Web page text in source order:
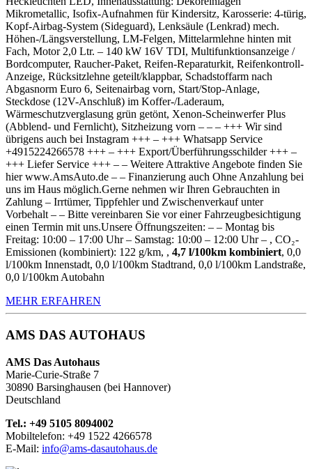
Mikrometallic, Isofix-Aufnahmen für Kindersitz, Karosserie: 4-türig,
Kopf-Airbag-System (Sideguard), Lenksäule (Lenkrad) mech.
Höhen-/Längsverstellung, LM-Felgen, Mittelarmlehne hinten mit
Fach, Motor 2,0 Ltr. – 140 kW 16V TDI, Multifunktionsanzeige /
Bordcomputer, Raucher-Paket, Reifen-Reparaturkit, Reifenkontroll-
Anzeige, Rücksitzlehne geteilt/klappbar, Schadstoffarm nach
Abgasnorm Euro 6, Seitenairbag vorn, Start/Stop-Anlage,
Steckdose (12V-Anschluß) im Koffer-/Laderaum,
Wärmeschutzverglasung grün getönt, Xenon-Scheinwerfer Plus
(Abblend- und Fernlicht), Sitzheizung vorn – – – +++ Wir sind
übrigens auch bei Instagram +++ – +++ Whatsapp Service
+4915224266578 +++ – +++ Export/Überführungsschilder +++ –
+++ Liefer Service +++ – – Weitere Attraktive Angebote finden Sie
hier www.AmsAuto.de – – Finanzierung auch Ohne Anzahlung bei
uns im Haus möglich.Gerne nehmen wir Ihren Gebrauchten in
Zahlung – Irrtümer, Tippfehler und Zwischenverkauf unter
Vorbehalt – – Bitte vereinbaren Sie vor einer Fahrzeugbesichtigung
einen Termin mit uns.Unsere Öffnungszeiten: – – Montag bis
Freitag: 10:00 – 17:00 Uhr – Samstag: 10:00 – 12:00 Uhr – , CO₂-
Emissionen (kombiniert): 122 g/km, , 4,7 l/100km kombiniert, 0,0
l/100km Innenstadt, 0,0 l/100km Stadtrand, 0,0 l/100km Landstraße,
0,0 l/100km Autobahn
MEHR ERFAHREN
AMS DAS AUTOHAUS
AMS Das Autohaus
Marie-Curie-Straße 7
30890 Barsinghausen (bei Hannover)
Deutschland
Tel.: +49 5105 8094002
Mobiltelefon: +49 1522 4266578
E-Mail: info@ams-dasautohaus.de